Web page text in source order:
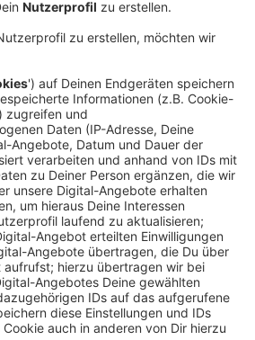
das Grundwasser
auf dem Boden landet, werden
verschmutzt. Die Kippen-
in den Fokus rücken.
Kippen einsammeln